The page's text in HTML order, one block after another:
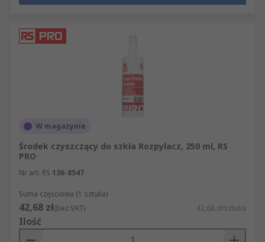
W magazynie
Środek czyszczący do szkła Rozpylacz, 250 ml, RS
PRO
Nr art. RS 136-8547
Suma częściowa (1 sztuka)
42,68 zł(bez VAT) 42,68 zł/sztuka
Ilość